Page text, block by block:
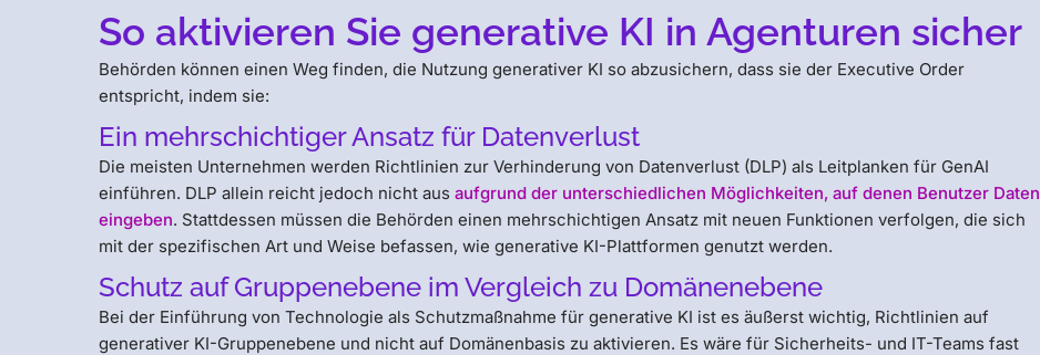
So aktivieren Sie generative KI in Agenturen sicher
Behörden können einen Weg finden, die Nutzung generativer KI so abzusichern, dass sie der Executive Order
entspricht, indem sie:
Ein mehrschichtiger Ansatz für Datenverlust
Die meisten Unternehmen werden Richtlinien zur Verhinderung von Datenverlust (DLP) als Leitplanken für GenAI
einführen. DLP allein reicht jedoch nicht ausaufgrund der unterschiedlichen Möglichkeiten, auf denen Benutzer Daten
eingeben. Stattdessen müssen die Behörden einen mehrschichtigen Ansatz mit neuen Funktionen verfolgen, die sich
mit der spezifischen Art und Weise befassen, wie generative KI-Plattformen genutzt werden.
Schutz auf Gruppenebene im Vergleich zu Domänenebene
Bei der Einführung von Technologie als Schutzmaßnahme für generative KI ist es äußerst wichtig, Richtlinien auf
generativer KI-Gruppenebene und nicht auf Domänenbasis zu aktivieren. Es wäre für Sicherheits- und IT-Teams fast